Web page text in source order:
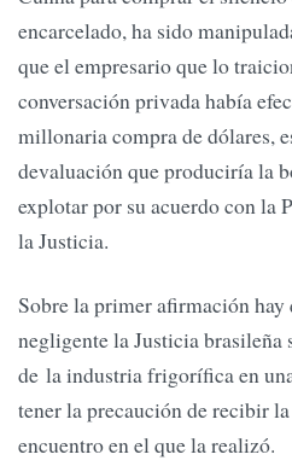
encarcelado, ha sido
que el empresario que lo
conversación privada había
millonaria compra de dólares,
devaluación que produciría la
explotar por su acuerdo con la
la Justicia.
Sobre la primer afirmación hay
negligente la Justicia brasileña
de la industria frigorífica en
tener la precaución de recibir
encuentro en el que la realizó.